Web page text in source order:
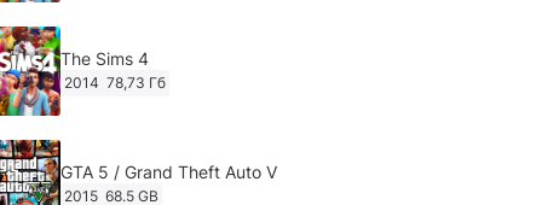
The Sims 4
2014 78,73 Гб
GTA 5 / Grand Theft Auto V
2015 68.5 GB